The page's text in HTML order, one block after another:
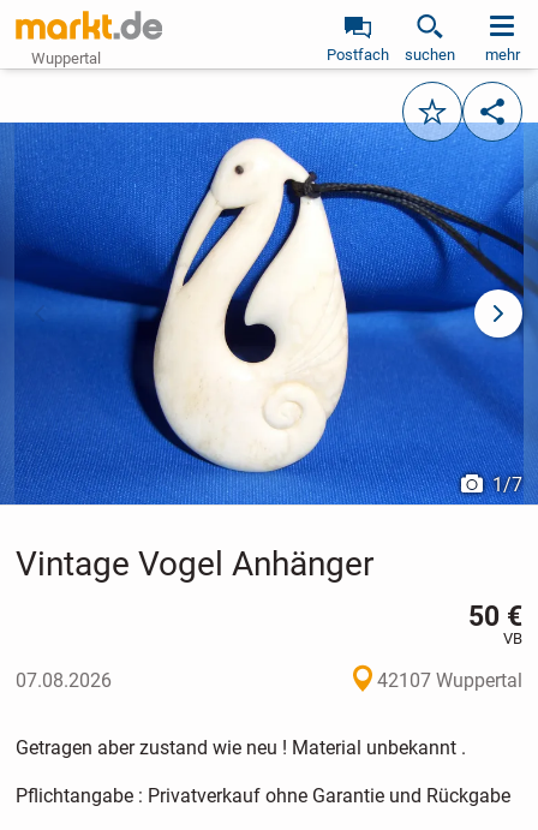
Wuppertal Postfach suchen mehr
Merken
vorheriges Bild
1/7
Vintage Vogel Anhänger
50 €
VB
07.08.2026 42107 Wuppertal
Getragen aber zustand wie neu ! Material unbekannt .
Pflichtangabe : Privatverkauf ohne Garantie und Rückgabe